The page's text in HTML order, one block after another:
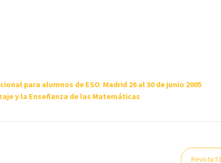
para alumnos de ESO. Madrid 26 al 30 de junio 2005
y la Enseñanza de las Matemáticas
Revista 51